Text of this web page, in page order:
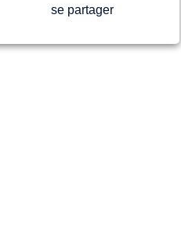
se partager